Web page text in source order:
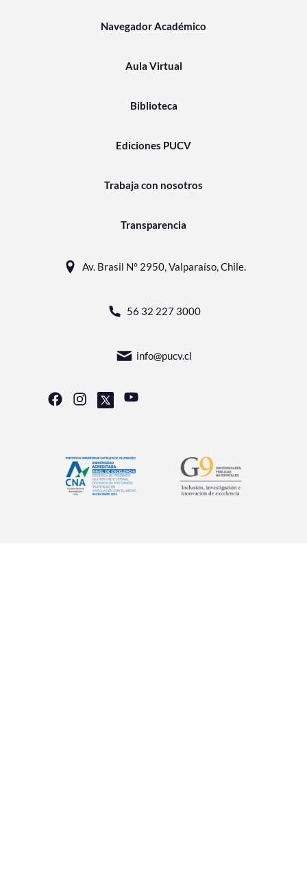
Navegador Académico
Aula Virtual
Biblioteca
Ediciones PUCV
Trabaja con nosotros
Transparencia
Av. Brasil N° 2950, Valparaíso, Chile.
56 32 227 3000
info@pucv.cl